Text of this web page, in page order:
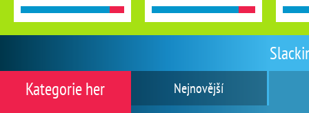
Nejnovější
Kategorie her